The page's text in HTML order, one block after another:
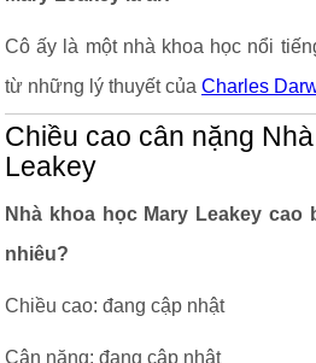
Cô ấy là một nhà khoa học nổi
từ những lý thuyết của Charles
Chiều cao cân nặng
Leakey
Nhà khoa học Mary Leakey cao
nhiêu?
Chiều cao: đang cập nhật
Cân nặng: đang cập nhật